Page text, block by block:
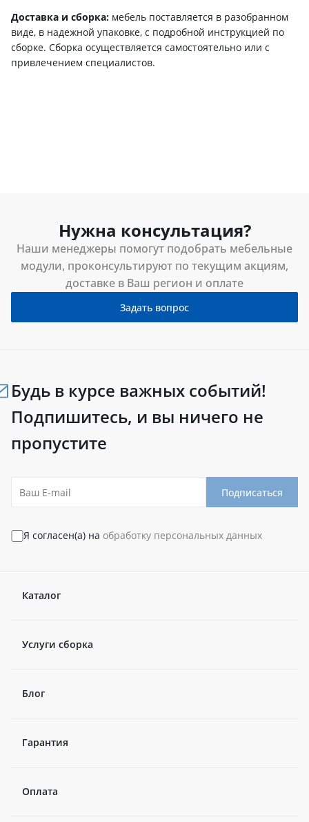
Доставка и сборка: мебель поставляется в разобранном
виде, в надежной упаковке, с подробной инструкцией по
сборке. Сборка осуществляется самостоятельно или с
привлечением специалистов.
Нужна консультация?
Наши менеджеры помогут подобрать мебельные
модули, проконсультируют по текущим акциям,
доставке в Ваш регион и оплате
Задать вопрос
Будь в курсе важных событий!
Подпишитесь, и вы ничего не
пропустите
Подписаться
Я согласен(а) на обработку персональных данных
Каталог
Услуги сборка
Блог
Гарантия
Оплата